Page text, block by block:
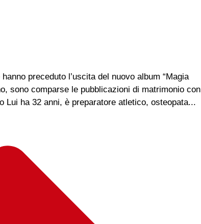
preceduto l’uscita del nuovo album “Magia
sono comparse le pubblicazioni di matrimonio con
Lui ha 32 anni, è preparatore atletico, osteopata...